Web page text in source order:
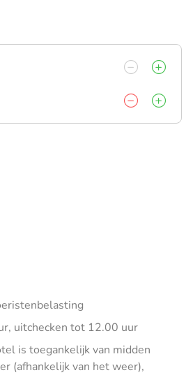
uitchecken tot 12.00 uur
is toegankelijk van midden
(afhankelijk van het weer),